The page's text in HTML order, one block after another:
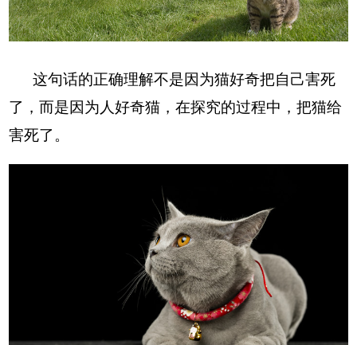
这句话的正确理解不是因为猫好奇把自己害死
了，而是因为人好奇猫，在探究的过程中，把猫给
害死了。